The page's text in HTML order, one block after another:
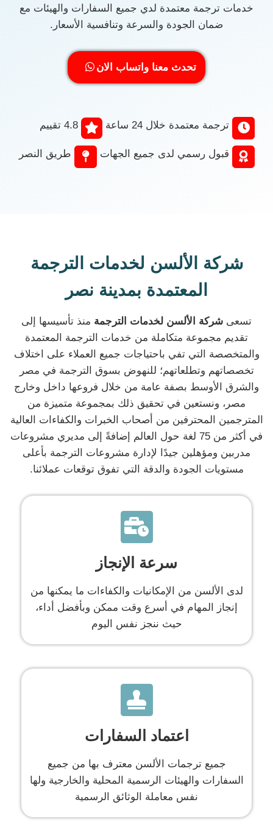
خدمات ترجمة معتمدة لدي جميع السفارات والهيئات مع
ضمان الجودة والسرعة وتنافسية الأسعار.
تحدث معنا واتساب الان
ترجمة معتمدة خلال 24 ساعة 4.8 تقييم
قبول رسمي لدى جميع الجهات طريق النصر
شركة الألسن لخدمات الترجمة
المعتمدة بمدينة نصر
تسعى شركة الألسن لخدمات الترجمة منذ تأسيسها إلى
تقديم مجموعة متكاملة من خدمات الترجمة المعتمدة
والمتخصصة التي تفي باحتياجات جميع العملاء على اختلاف
تخصصاتهم وتطلعاتهم؛ للنهوض بسوق الترجمة في مصر
والشرق الأوسط بصفة عامة من خلال فروعها داخل وخارج
مصر، ونستعين في تحقيق ذلك بمجموعة متميزة من
المترجمين المحترفين من أصحاب الخبرات والكفاءات العالية
في أكثر من 75 لغة حول العالم إضافةً إلى مديري مشروعات
مدربين ومؤهلين جيدًا لإدارة مشروعات الترجمة بأعلى
مستويات الجودة والدقة التي تفوق توقعات عملائنا.
سرعة الإنجاز
لدى الألسن من الإمكانيات والكفاءات ما يمكنها من
إنجاز المهام في أسرع وقت ممكن وبأفضل أداء،
حيث ننجز نفس اليوم
اعتماد السفارات
جميع ترجمات الألسن معترف بها من جميع
السفارات والهيئات الرسمية المحلية والخارجية ولها
نفس معاملة الوثائق الرسمية